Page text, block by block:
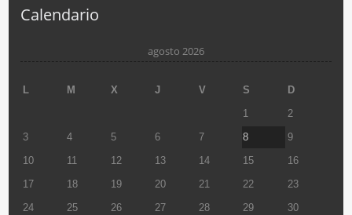
Calendario
agosto 2026
L M X J V S
D
1
2
3
4 5 6 7 8
9
10
11 12 13 14 15
16
17
18 19 20 21 22
23
24
25 26 27 28 29
30